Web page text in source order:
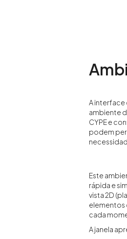
A interface
ambiente
CYPE e
podem
Este
rápida e
vista 2D
elementos
cada
A janela